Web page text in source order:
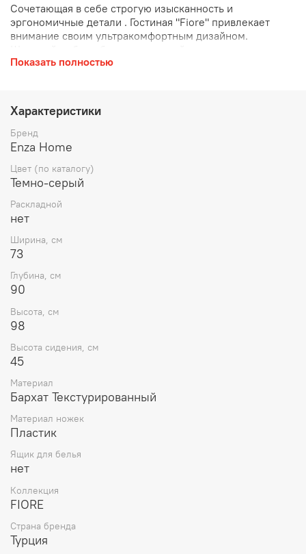
Сочетающая в себе строгую изысканность и
эргономичные детали . Гостиная "Fiore" привлекает
внимание своим ультракомфортным дизайном.
позволяет создавать восхитительные варианты декора.
"Fiore" представляет собой выразительный образец
современного дизайна, дополненный
обеспечивающими комфорт деталями.
Показать полностью
Характеристики
Бренд
Enza Home
Цвет (по каталогу)
Темно-серый
Раскладной
нет
Ширина, см
73
Глубина, см
90
Высота, см
98
Высота сидения, см
45
Материал
Бархат Текстурированный
Материал ножек
Пластик
Ящик для белья
нет
Коллекция
FIORE
Страна бренда
Турция